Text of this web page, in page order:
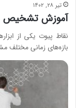
تیر ۲۸, ۱۴۰۲
آموزش تشخیص
نقاط پیوت یکی از
بازه‌های زمانی